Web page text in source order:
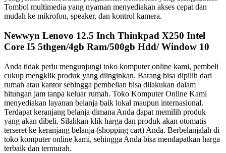
Tombol multimedia yang nyaman menyediakan akses cepat dan
mudah ke mikrofon, speaker, dan kontrol kamera.
Newwyn Lenovo 12.5 Inch Thinkpad X250 Intel
Core I5 5thgen/4gb Ram/500gb Hdd/ Window 10
Anda tidak perlu mengunjungi toko komputer online kami, pembeli
cukup mengklik produk yang diinginkan. Barang bisa dipilih dari
rumah atau kantor sehingga pembelian bisa dilakukan dalam
hitungan jam tanpa keluar rumah. Toko Komputer Online Kami
menyediakan layanan belanja baik lokal maupun internasional.
Terdapat keranjang belanja dimana Anda dapat memilih produk
yang akan dibeli. Silahkan klik harga dan produk akan otomatis
terseret ke keranjang belanja (shopping cart) Anda. Berbelanjalah di
toko komputer online kami, sehingga Anda bisa mendapatkan harga
terbaik dan termurah.